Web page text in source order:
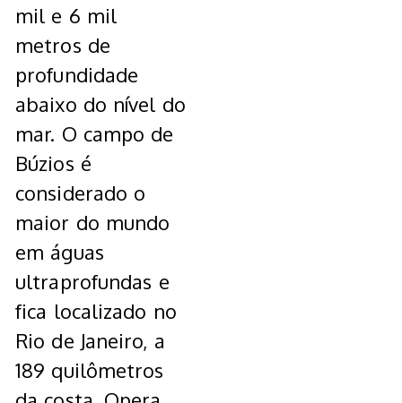
mil e 6 mil
metros de
profundidade
abaixo do nível do
mar. O campo de
Búzios é
considerado o
maior do mundo
em águas
ultraprofundas e
fica localizado no
Rio de Janeiro, a
189 quilômetros